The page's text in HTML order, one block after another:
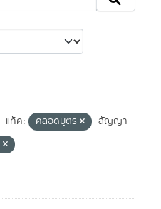
แท็ค: คลอดบุตร
สัญญา